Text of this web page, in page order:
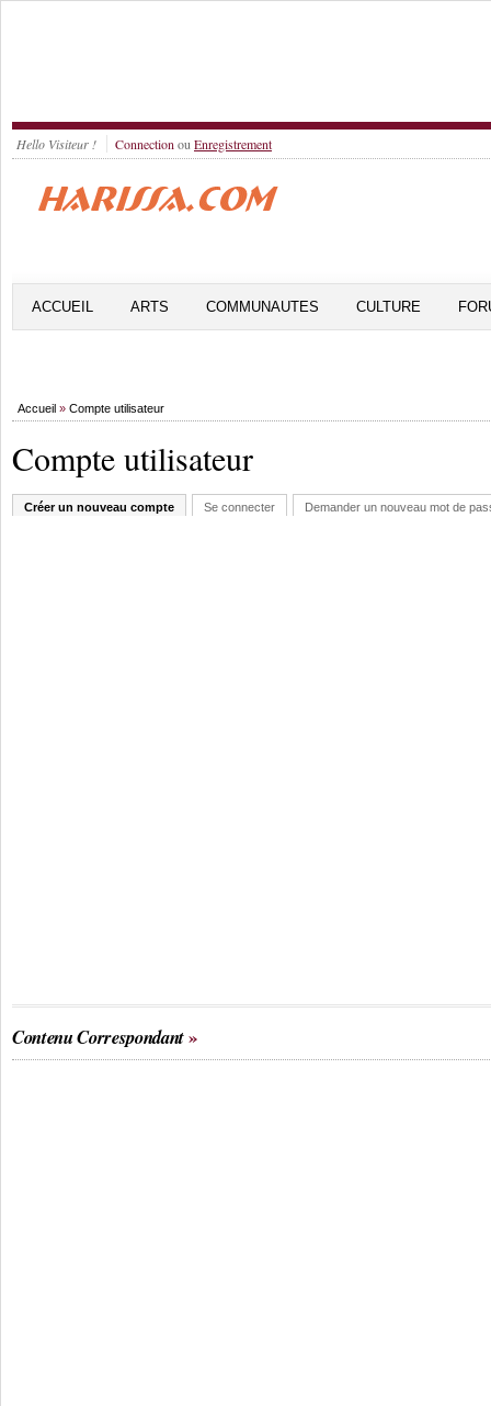
Hello Visiteur ! Connection ou Enregistrement
ACCUEIL ARTS COMMUNAUTES CULTURE
Accueil » Compte utilisateur
Compte utilisateur
Créer un nouveau compte Se connecter Demander un nouveau mot de
Contenu Correspondant